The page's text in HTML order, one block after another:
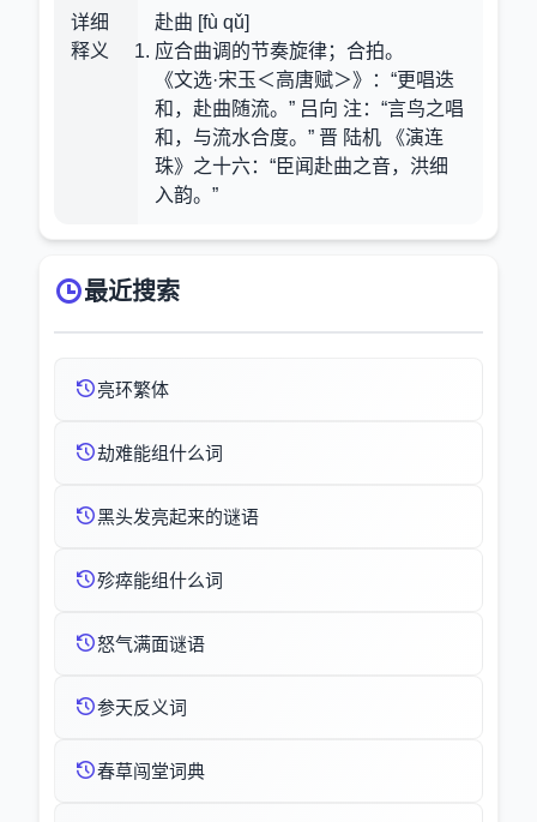
详细
释义
赴曲 [fù qǔ]
应合曲调的节奏旋律；合拍。
《文选·宋玉＜高唐赋＞》：“更唱迭
和，赴曲随流。” 吕向 注：“言鸟之唱
和，与流水合度。” 晋 陆机 《演连
珠》之十六：“臣闻赴曲之音，洪细
入韵。”
最近搜索
亮环繁体
劫难能组什么词
黑头发亮起来的谜语
殄瘁能组什么词
怒气满面谜语
参天反义词
春草闯堂词典